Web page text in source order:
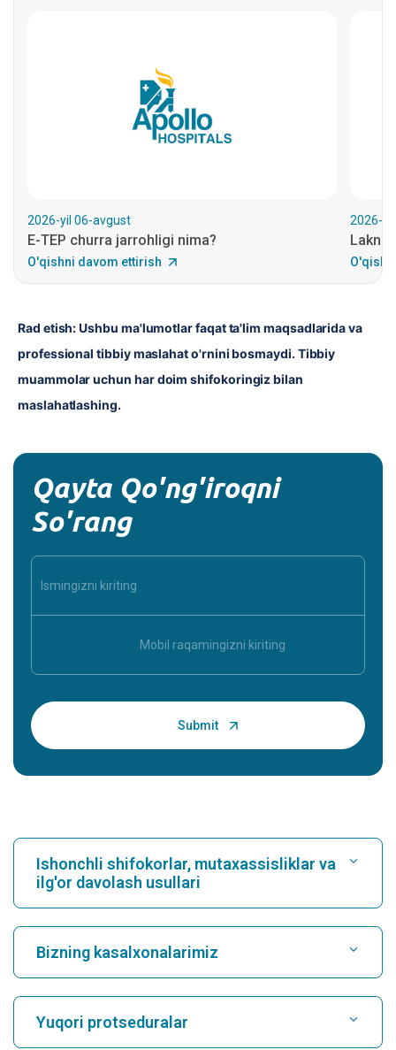
2026-yil 06-avgust
E-TEP churra jarrohligi nima?
O'qishni davom ettirish
2026-
Rad etish: Ushbu ma'lumotlar faqat ta'lim maqsadlarida va
professional tibbiy maslahat o'rnini bosmaydi. Tibbiy
muammolar uchun har doim shifokoringiz bilan
maslahatlashing.
Qayta Qo'ng'iroqni
So'rang
Ishonchli shifokorlar, mutaxassisliklar va
ilg'or davolash usullari
Kasalxonani toping
Kardiologni toping
Bizning kasalxonalarimiz
Yuqori protseduralar